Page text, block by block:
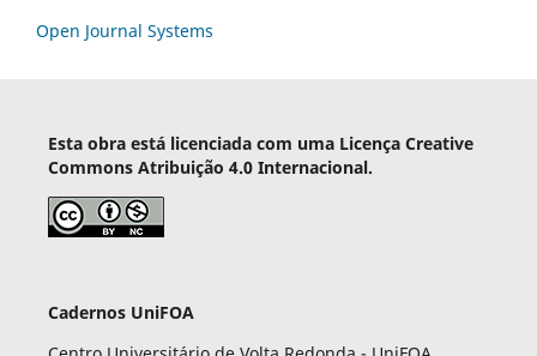
Open Journal Systems
Esta obra está licenciada com uma Licença Creative
Commons Atribuição 4.0 Internacional.
Cadernos UniFOA